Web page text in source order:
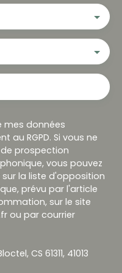
données
au RGPD. Si vous ne
prospection
vous pouvez
la liste d'opposition
prévu par l'article
sur le site
ou par courrier
CS 61311, 41013